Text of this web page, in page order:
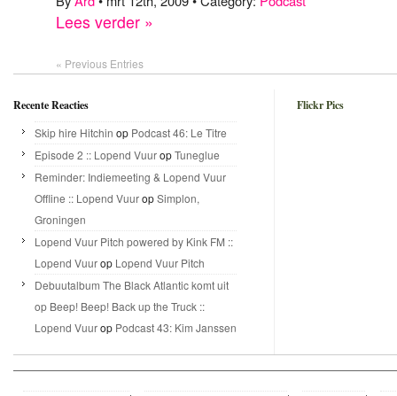
Lees verder »
« Previous Entries
Recente Reacties
Skip hire Hitchin op Podcast 46: Le Titre
Episode 2 :: Lopend VuuropTuneglue
Reminder: Indiemeeting & Lopend Vuur
Offline :: Lopend VuuropSimplon,
Groningen
Lopend Vuur Pitch powered by Kink FM ::
Lopend Vuurop Lopend Vuur Pitch
Debuutalbum The Black Atlantic komt uit
op Beep! Beep! Back up the Truck ::
Lopend Vuurop Podcast 43: Kim Janssen
Flickr Pics